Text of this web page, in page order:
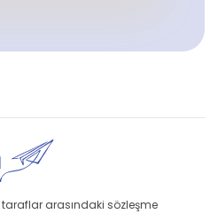
arasındaki sözleşme